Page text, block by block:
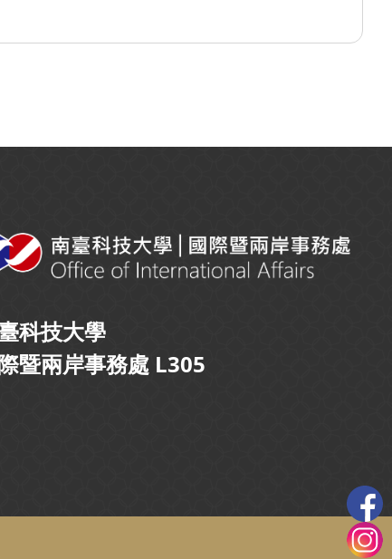
科技大學
暨兩岸事務處 L305